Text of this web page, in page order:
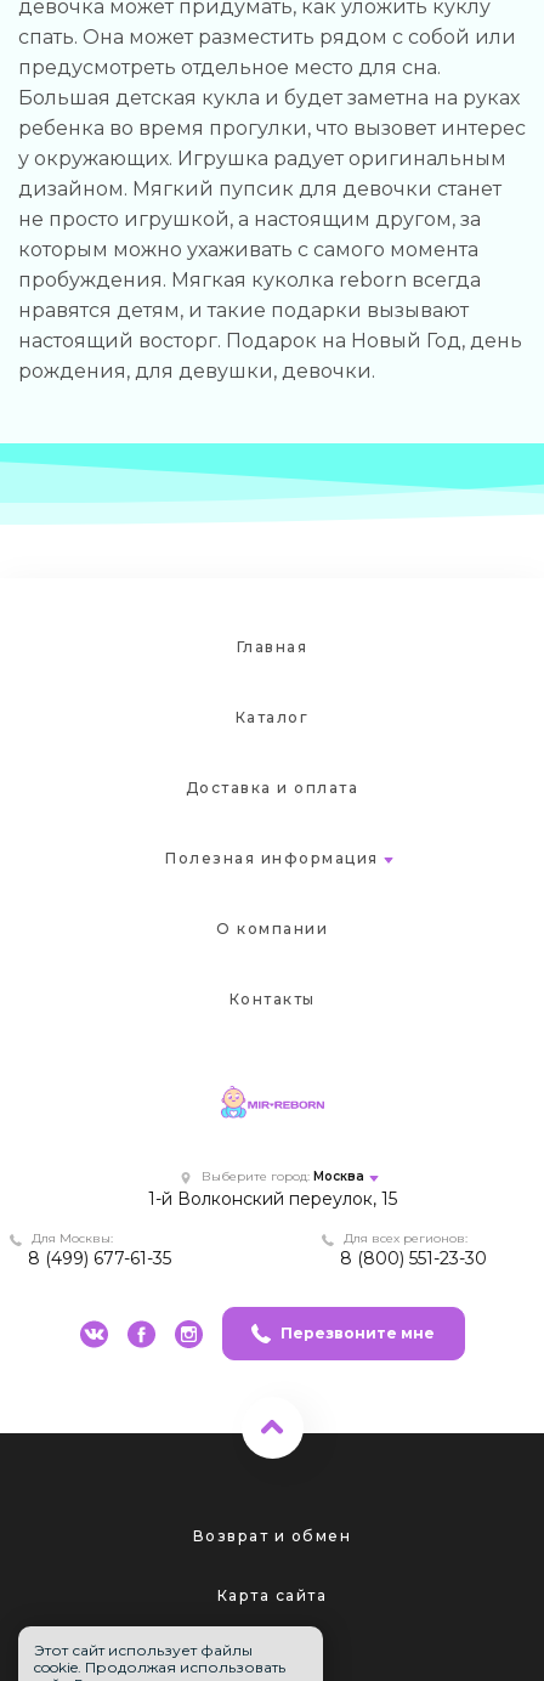
девочка может придумать, как уложить куклу
спать. Она может разместить рядом с собой или
предусмотреть отдельное место для сна.
Большая детская кукла и будет заметна на руках
ребенка во время прогулки, что вызовет интерес
у окружающих. Игрушка радует оригинальным
дизайном. Мягкий пупсик для девочки станет
не просто игрушкой, а настоящим другом, за
которым можно ухаживать с самого момента
пробуждения. Мягкая куколка reborn всегда
нравятся детям, и такие подарки вызывают
настоящий восторг. Подарок на Новый Год, день
рождения, для девушки, девочки.
Главная
Каталог
Доставка и оплата
Полезная информация
О компании
Контакты
Выберите город: Москва
1-й Волконский переулок, 15
Для всех регионов:
8 (800) 551-23-30
Для Москвы:
8 (499) 677-61-35
Перезвоните мне
Возврат и обмен
Карта сайта
Этот сайт использует файлы
cookie. Продолжая использовать